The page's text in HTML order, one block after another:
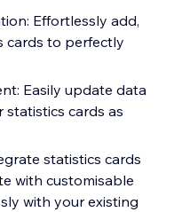
Effortlessly add,
cards to perfectly
Easily update data
cards as
statistics cards
with customisable
with your existing